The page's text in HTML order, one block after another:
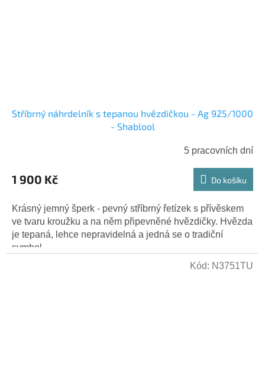
Stříbrný náhrdelník s tepanou hvězdičkou - Ag 925/1000
- Shablool
5 pracovních dní
1 900 Kč Do košíku
Krásný jemný šperk - pevný stříbrný řetízek s přívěskem
ve tvaru kroužku a na něm připevněné hvězdičky. Hvězda
je tepaná, lehce nepravidelná a jedná se o tradiční
symbol...
Kód: N3751TU